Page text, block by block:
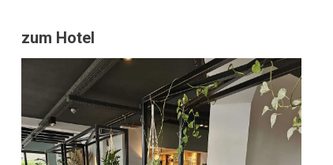
Register your Hotel
Career
zum Hotel